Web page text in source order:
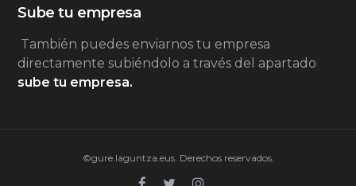
Sube tu empresa
También puedes enviarnos tu empresa
directamente subiéndolo a través del apartado
sube tu empresa.
©gure.laguntza.eus. Derechos reservados.